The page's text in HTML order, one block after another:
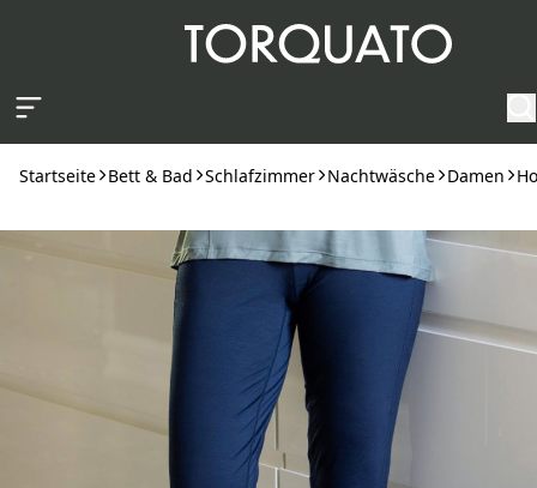
Startseite Bett & Bad Schlafzimmer Nachtwäsche Damen